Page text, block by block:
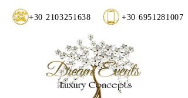
+30 2103251638 +30 6951281007